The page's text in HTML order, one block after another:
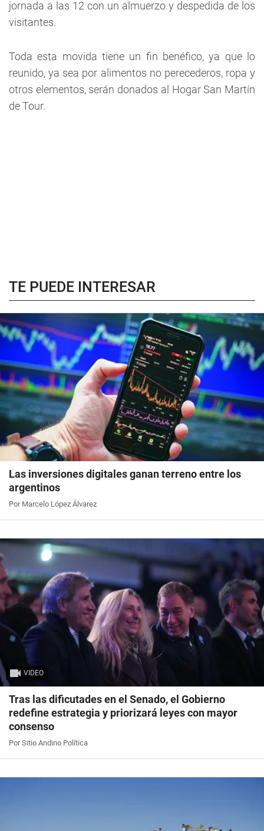
jornada a las 12 con un almuerzo y despedida de los
visitantes.
Toda esta movida tiene un fin benéfico, ya que lo
reunido, ya sea por alimentos no perecederos, ropa y
otros elementos, serán donados al Hogar San Martín
de Tour.
TE PUEDE INTERESAR
Las inversiones digitales ganan terreno entre los
argentinos
Por Marcelo López Álvarez
VIDEO
Tras las dificutades en el Senado, el Gobierno
redefine estrategia y priorizará leyes con mayor
consenso
Por Sitio Andino Política